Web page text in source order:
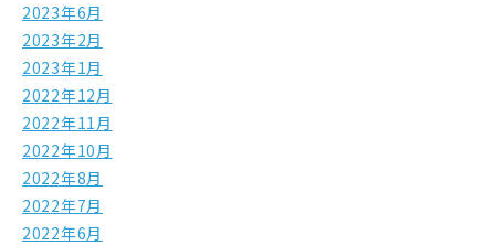
2023年6月
2023年2月
2023年1月
2022年12月
2022年11月
2022年10月
2022年8月
2022年7月
2022年6月